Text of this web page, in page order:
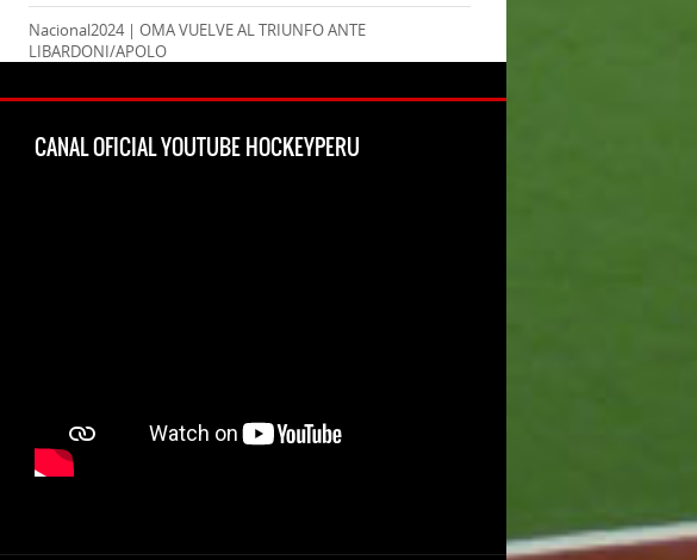
Nacional2024 | OMA VUELVE AL TRIUNFO ANTE
LIBARDONI/APOLO
CANAL OFICIAL YOUTUBE HOCKEYPERU